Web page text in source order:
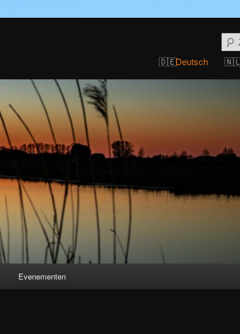
Deutsch
Evenementen